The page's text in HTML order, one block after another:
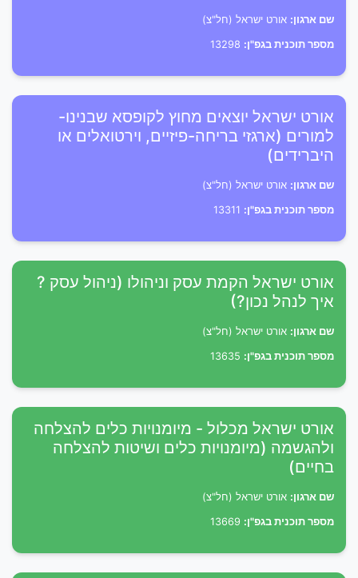
שם ארגון: אורט ישראל (חל"צ)
מספר תוכנית בגפ"ן:
אורט ישראל יוצאים מחוץ לקופסא שבנינו-
למורים (ארגזי בריחה-פיזיים, וירטואלים או
היברידים)
שם ארגון: אורט ישראל (חל"צ)
מספר תוכנית בגפ"ן:
אורט ישראל הקמת עסק וניהולו (ניהול עסק ?
איך לנהל נכון?)
שם ארגון: אורט ישראל (חל"צ)
מספר תוכנית בגפ"ן:
אורט ישראל מכלול - מיומנויות כלים להצלחה
ולהגשמה (מיומנויות כלים ושיטות להצלחה
בחיים)
שם ארגון: אורט ישראל (חל"צ)
מספר תוכנית בגפ"ן: